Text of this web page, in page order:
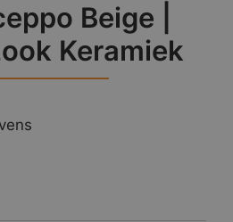
Beige |
Keramiek